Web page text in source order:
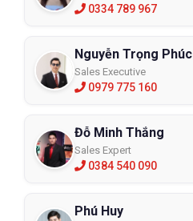
0334 789 967
Nguyễn Trọng Phúc
Sales Executive
0979 775 160
Đỗ Minh Thắng
Sales Expert
0384 540 090
Phú Huy